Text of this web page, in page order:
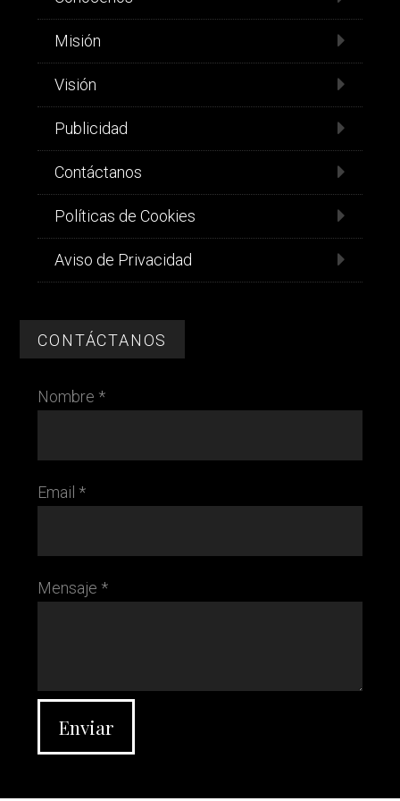
Misión
Visión
Publicidad
Contáctanos
Políticas de Cookies
Aviso de Privacidad
CONTÁCTANOS
Nombre *
Email *
Mensaje *